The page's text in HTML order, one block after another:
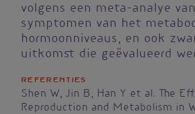
volgens een meta-analye
symptomen van het
hormoonniveaus, en ook
uitkomst die geëvalueerd
Referenties
Shen W, Jin B, Han Y et al. The
Reproduction and Metabolism in